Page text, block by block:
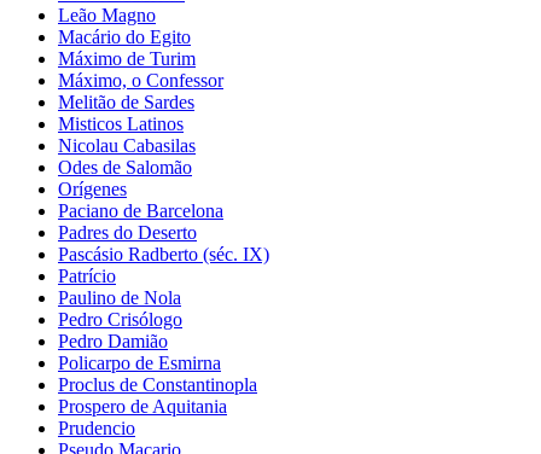
Leão Magno
Macário do Egito
Máximo de Turim
Máximo, o Confessor
Melitão de Sardes
Misticos Latinos
Nicolau Cabasilas
Odes de Salomão
Orígenes
Paciano de Barcelona
Padres do Deserto
Pascásio Radberto (séc. IX)
Patrício
Paulino de Nola
Pedro Crisólogo
Pedro Damião
Policarpo de Esmirna
Proclus de Constantinopla
Prospero de Aquitania
Prudencio
Pseudo Macario